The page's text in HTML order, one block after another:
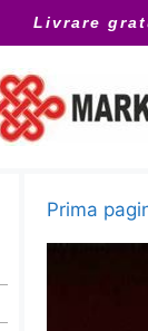
Livrare
Prima